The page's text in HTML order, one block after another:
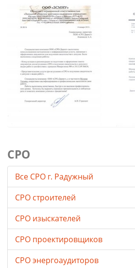
СРО
Все СРО г. Радужный
СРО строителей
СРО изыскателей
СРО проектировщиков
СРО энергоаудиторов